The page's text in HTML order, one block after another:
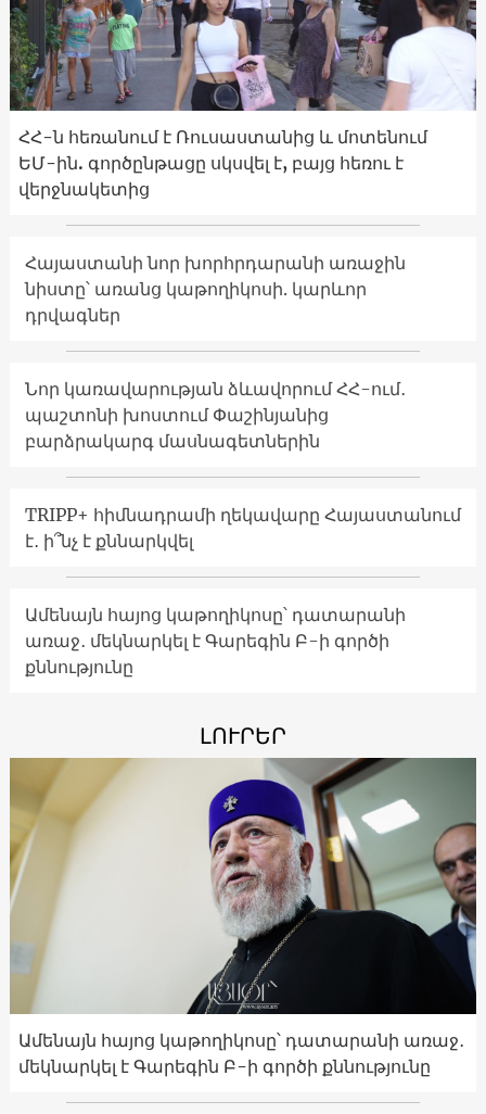
ՀՀ-ն հեռանում է Ռուսաստանից և մոտենում
ԵՄ-ին. գործընթացը սկսվել է, բայց հեռու է
վերջնակետից
Հայաստանի նոր խորհրդարանի առաջին
նիստը՝ առանց կաթողիկոսի. կարևոր
դրվագներ
Նոր կառավարության ձևավորում ՀՀ-ում․
պաշտոնի խոստում Փաշինյանից
բարձրակարգ մասնագետներին
TRIPP+ հիմնադրամի ղեկավարը Հայաստանում
է․ ի՞նչ է քննարկվել
Ամենայն հայոց կաթողիկոսը՝ դատարանի
առաջ․ մեկնարկել է Գարեգին Բ-ի գործի
քննությունը
ԼՈՒՐԵՐ
Ամենայն հայոց կաթողիկոսը՝ դատարանի առաջ․
մեկնարկել է Գարեգին Բ-ի գործի քննությունը